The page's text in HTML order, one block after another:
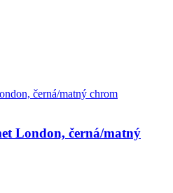
London, černá/matný